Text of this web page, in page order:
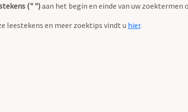
(" ")aan het begin en einde van uw zoektermen
leestekens en meer zoektips vindt u hier.